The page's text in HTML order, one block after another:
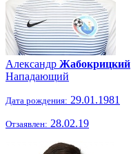
Александр Жабокрицкий
Нападающий
Дата рождения: 29.01.1981
Отзаявлен: 28.02.19